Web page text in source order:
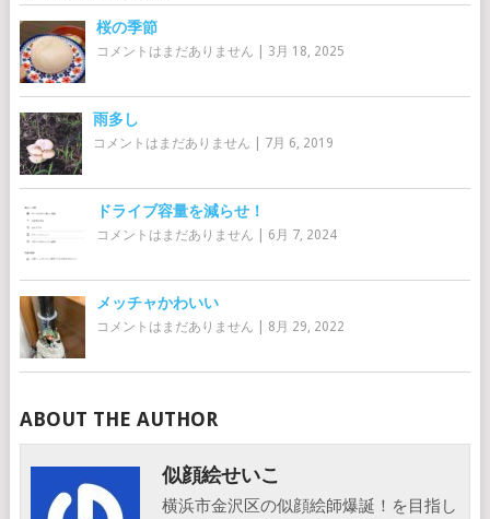
桜の季節
コメントはまだありません 3月 18, 2025
雨多し
コメントはまだありません 7月 6, 2019
ドライブ容量を減らせ！
コメントはまだありません 6月 7, 2024
メッチャかわいい
コメントはまだありません 8月 29, 2022
ABOUT THE AUTHOR
似顔絵せいこ
横浜市金沢区の似顔絵師爆誕！を目指し